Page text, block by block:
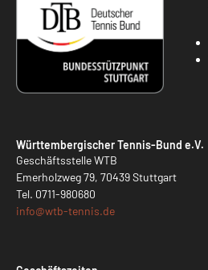
Württembergischer Tennis-Bund e.V.
Geschäftsstelle WTB
Emerholzweg 79, 70439 Stuttgart
Tel. 0711-980680
info@wtb-tennis.de